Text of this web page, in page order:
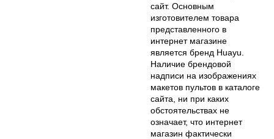
сайт. Основным
изготовителем товара
представленного в
интернет магазине
является бренд Huayu.
Наличие брендовой
надписи на изображениях
макетов пультов в каталоге
сайта, ни при каких
обстоятельствах не
означает, что интернет
магазин фактически